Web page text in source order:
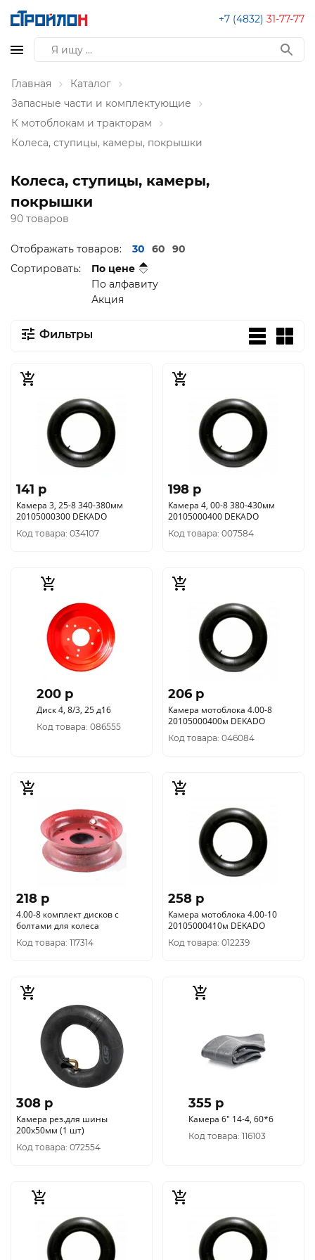
+7 (4832) 31-77-77
Главная
Каталог
Запасные части и комплектующие
К мотоблокам и тракторам
Колеса, ступицы, камеры, покрышки
Колеса, ступицы, камеры,
покрышки
90 товаров
Отображать товаров: 30 60
90
Сортировать:
По цене
По алфавиту
Акция
Фильтры
141 p
Камера 3, 25-8 340-380мм
20105000300 DEKADO
Код товара: 034107
198 p
Камера 4, 00-8 380-430мм
20105000400 DEKADO
Код товара: 007584
200 p
Диск 4, 8/3, 25 д16
Код товара: 086555
206 p
Камера мотоблока 4.00-8
20105000400м DEKADO
Код товара: 046084
218 p
4.00-8 комплект дисков с
болтами для колеса
Код товара: 117314
258 p
Камера мотоблока 4.00-10
20105000410м DEKADO
Код товара: 012239
308 p
Камера рез.для шины
200x50мм (1 шт)
Код товара: 072554
355 p
Камера 6" 14-4, 60*6
Код товара: 116103